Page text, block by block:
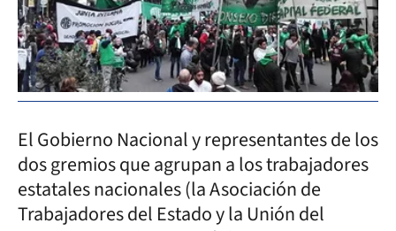
El Gobierno Nacional y representantes de los
dos gremios que agrupan a los trabajadores
estatales nacionales (la Asociación de
Trabajadores del Estado y la Unión del